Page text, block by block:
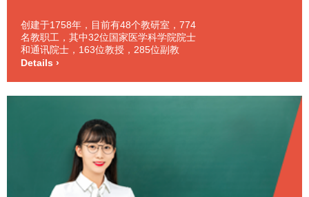
创建于1758年，目前有48个教研室，774
名教职工，其中32位国家医学科学院院士
和通讯院士，163位教授，285位副教
授，设有内科、外科、妇产科专业。
Details ›